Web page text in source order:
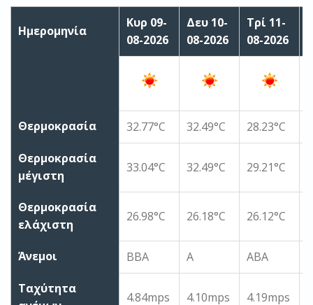
Ημερομηνία
Κυρ 09-
08-2026
Δευ 10-
08-2026
Τρί 11-
08-2026
Θερμοκρασία 32.77°C 32.49°C 28.23°C
Θερμοκρασία
μέγιστη
33.04°C 32.49°C 29.21°C
Θερμοκρασία
ελάχιστη
26.98°C 26.18°C 26.12°C
Άνεμοι ΒΒΑ Α ΑΒΑ
Ταχύτητα
4.84mps 4.10mps 4.19mps